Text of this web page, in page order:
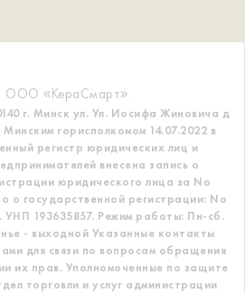
ООО «КераСмарт».
г. Минск ул. Ул. Иосифа Жиновича д
Минским горисполкомом 14.07.2022 в
регистр юридических лиц и
внесена запись о
юридического лица за No
о государственной регистрации: No
УНП 193635857. Режим работы: Пн-сб.
- выходной Указанные контакты
для связи по вопросам обращения
их прав. Уполномоченные по защите
торговли и услуг администрации